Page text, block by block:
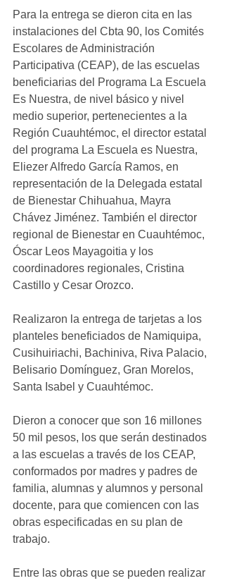
Para la entrega se dieron cita en las
instalaciones del Cbta 90, los Comités
Escolares de Administración
Participativa (CEAP), de las escuelas
beneficiarias del Programa La Escuela
Es Nuestra, de nivel básico y nivel
medio superior, pertenecientes a la
Región Cuauhtémoc, el director estatal
del programa La Escuela es Nuestra,
Eliezer Alfredo García Ramos, en
representación de la Delegada estatal
de Bienestar Chihuahua, Mayra
Chávez Jiménez. También el director
regional de Bienestar en Cuauhtémoc,
Óscar Leos Mayagoitia y los
coordinadores regionales, Cristina
Castillo y Cesar Orozco.
Realizaron la entrega de tarjetas a los
planteles beneficiados de Namiquipa,
Cusihuiriachi, Bachiniva, Riva Palacio,
Belisario Domínguez, Gran Morelos,
Santa Isabel y Cuauhtémoc.
Dieron a conocer que son 16 millones
50 mil pesos, los que serán destinados
a las escuelas a través de los CEAP,
conformados por madres y padres de
familia, alumnas y alumnos y personal
docente, para que comiencen con las
obras especificadas en su plan de
trabajo.
Entre las obras que se pueden realizar